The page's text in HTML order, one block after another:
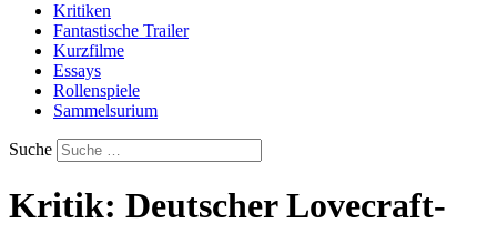
Kritiken
Fantastische Trailer
Kurzfilme
Essays
Rollenspiele
Sammelsurium
Suche
Kritik: Deutscher Lovecraft-